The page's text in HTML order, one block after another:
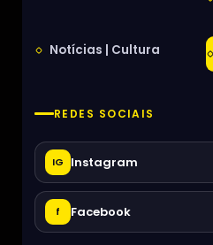
Notícias | Cultura
REDES SOCIAIS
IG Instagram
f Facebook